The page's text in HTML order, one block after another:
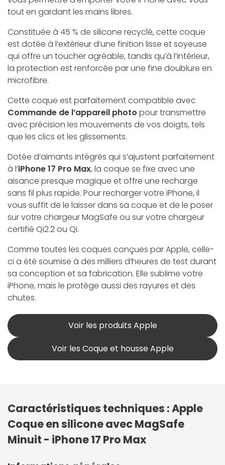
tout en gardant les mains libres.
Constituée à 45 % de silicone recyclé, cette coque
est dotée à l’extérieur d’une finition lisse et soyeuse
qui offre un toucher agréable, tandis qu’à l’intérieur,
la protection est renforcée par une fine doublure en
microfibre.
Cette coque est parfaitement compatible avec
Commande de l’appareil photo pour transmettre
avec précision les mouvements de vos doigts, tels
que les clics et les glissements.
Dotée d’aimants intégrés qui s’ajustent parfaitement
à l’iPhone 17 Pro Max, la coque se fixe avec une
aisance presque magique et offre une recharge
sans fil plus rapide. Pour recharger votre iPhone, il
vous suffit de le laisser dans sa coque et de le poser
sur votre chargeur MagSafe ou sur votre chargeur
certifié Qi2.2 ou Qi.
Comme toutes les coques conçues par Apple, celle-
ci a été soumise à des milliers d’heures de test durant
sa conception et sa fabrication. Elle sublime votre
iPhone, mais le protège aussi des rayures et des
chutes.
Voir les produits Apple
Voir les Coque et housse Apple
Caractéristiques techniques : Apple
Coque en silicone avec MagSafe
Minuit - iPhone 17 Pro Max